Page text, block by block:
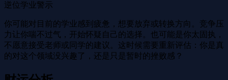
逆位学业警示
你可能对目前的学业感到疲惫，想要放弃或转换方向。竞争压
力让你喘不过气，开始怀疑自己的选择。也可能是你太固执，
不愿意接受老师或同学的建议。这时候需要重新评估：你是真
的对这个领域没兴趣了，还是只是暂时的挫败感？